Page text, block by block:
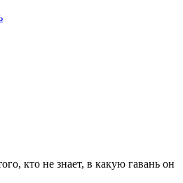
кто не знает, в какую гавань он